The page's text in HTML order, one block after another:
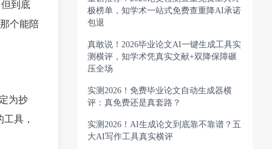
到底
个能陪
为抄
具，
极榜单，知学术一站式免费查重降AI承诺
包退
真敢说！2026毕业论文AI一键生成工具实
测横评，知学术凭真实文献+双降保障碾
压全场
实测2026！免费毕业论文自动生成器横
评：真免费还是真套路？
实测2026！AI生成论文到底靠不靠谱？五
大AI写作工具真实横评